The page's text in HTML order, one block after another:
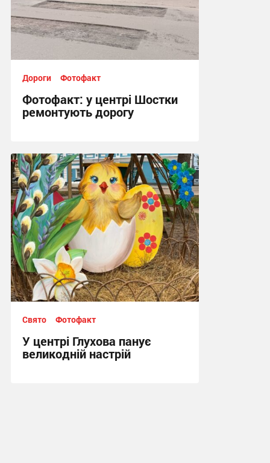
Дороги Фотофакт
Фотофакт: у центрі Шостки
ремонтують дорогу
14:00, 20.05.2026
Свято Фотофакт
У центрі Глухова панує
великодній настрій